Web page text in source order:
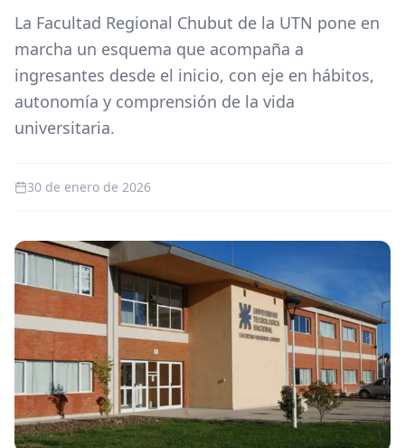
La Facultad Regional Chubut de la UTN pone en
marcha un esquema que acompaña a
ingresantes desde el inicio, con eje en hábitos,
autonomía y comprensión de la vida
universitaria.
30 de enero de 2026